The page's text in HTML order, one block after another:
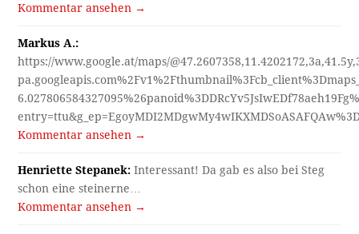
Kommentar ansehen →
Markus A.:
https://www.google.at/maps/
Kommentar ansehen →
Henriette Stepanek: Interessant! Da gab es also bei Steg
schon eine steinerne…
Kommentar ansehen →